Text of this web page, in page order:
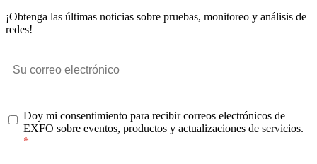
¡Obtenga las últimas noticias sobre pruebas, monitoreo y análisis de
redes!
Doy mi consentimiento para recibir correos electrónicos de
EXFO sobre eventos, productos y actualizaciones de servicios.